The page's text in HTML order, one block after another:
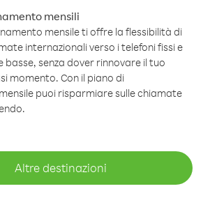
mensili
mensile ti offre la flessibilità di
internazionali verso i telefoni fissi e
basse, senza dover rinnovare il tuo
momento. Con il piano di
puoi risparmiare sulle chiamate
Altre destinazioni